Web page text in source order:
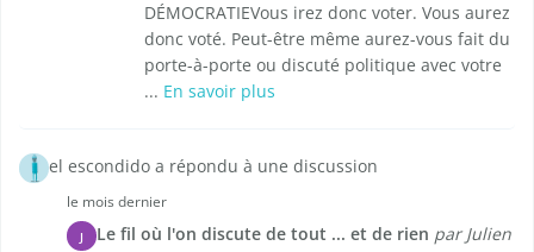
DÉMOCRATIEVous irez donc voter. Vous aurez
donc voté. Peut-être même aurez-vous fait du
porte-à-porte ou discuté politique avec votre
... En savoir plus
el escondido a répondu à une discussion
le mois dernier
J Le fil où l'on discute de tout ... et de rien par Julien